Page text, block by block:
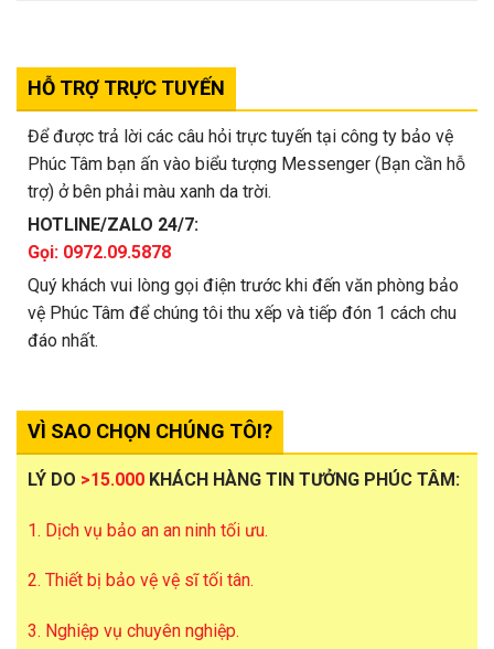
HỖ TRỢ TRỰC TUYẾN
Để được trả lời các câu hỏi trực tuyến tại công ty bảo vệ
Phúc Tâm bạn ấn vào biểu tượng Messenger (Bạn cần hỗ
trợ) ở bên phải màu xanh da trời.
HOTLINE/ZALO 24/7:
Gọi: 0972.09.5878
Quý khách vui lòng gọi điện trước khi đến văn phòng bảo
vệ Phúc Tâm để chúng tôi thu xếp và tiếp đón 1 cách chu
đáo nhất.
VÌ SAO CHỌN CHÚNG TÔI?
LÝ DO >15.000 KHÁCH HÀNG TIN TƯỞNG PHÚC TÂM:
1. Dịch vụ bảo an an ninh tối ưu.
2. Thiết bị bảo vệ vệ sĩ tối tân.
3. Nghiệp vụ chuyên nghiệp.